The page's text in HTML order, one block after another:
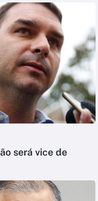
será vice de